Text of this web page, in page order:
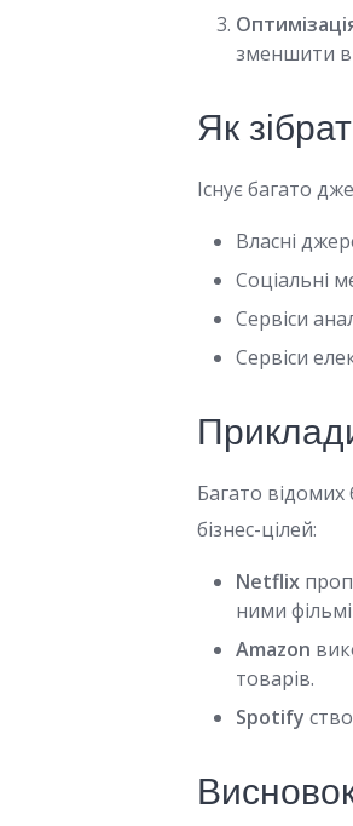
зменшити
Як
Існує багато
Власні
Соціальні
Сервіси
Сервіси
Багато
бізнес-цілей:
Netflix
ними
Amazon
товарів.
Spotify